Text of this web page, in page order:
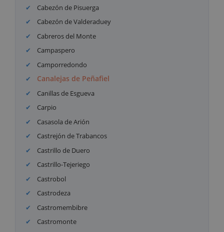
Cabezón de Pisuerga
Cabezón de Valderaduey
Cabreros del Monte
Campaspero
Camporredondo
Canalejas de Peñafiel
Canillas de Esgueva
Carpio
Casasola de Arión
Castrejón de Trabancos
Castrillo de Duero
Castrillo-Tejeriego
Castrobol
Castrodeza
Castromembibre
Castromonte